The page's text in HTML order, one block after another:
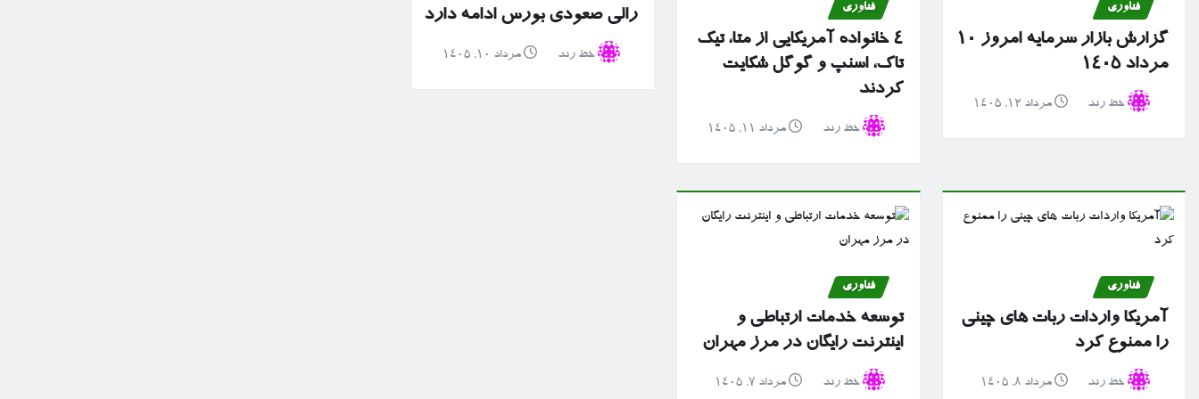
فناوری
گزارش بازار سرمایه امروز ۱۰
مرداد ۱۴۰۵
خط رند مرداد ۱۲, ۱۴۰۵
فناوری
۴ خانواده آمریکایی از متا، تیک
تاک، اسنپ و گوگل شکایت
کردند
خط رند مرداد ۱۱, ۱۴۰۵
رالی صعودی بورس ادامه دارد
خط رند مرداد ۱۰, ۱۴۰۵
فناوری
آمریکا واردات ربات های چینی
را ممنوع کرد
خط رند مرداد ۸, ۱۴۰۵
فناوری
توسعه خدمات ارتباطی و
اینترنت رایگان در مرز مهران
خط رند مرداد ۷, ۱۴۰۵